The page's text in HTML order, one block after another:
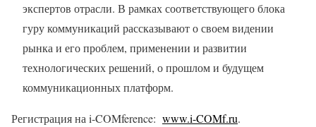
экспертов отрасли. В рамках соответствующего блока
гуру коммуникаций рассказывают о своем видении
рынка и его проблем, применении и развитии
технологических решений, о прошлом и будущем
коммуникационных платформ.
Регистрация на i-COMference: www.i-COMf.ru.